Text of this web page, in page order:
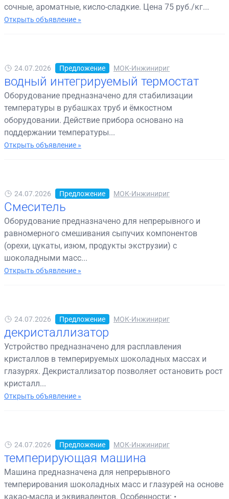
сочные, ароматные, кисло-сладкие. Цена 75 руб./кг...
Открыть объявление »
24.07.2026 Предложение МОК-Инжинириг
водный интегрируемый термостат
Оборудование предназначено для стабилизации
температуры в рубашках труб и ёмкостном
оборудовании. Действие прибора основано на
поддержании температуры...
Открыть объявление »
24.07.2026 Предложение МОК-Инжинириг
Смеситель
Оборудование предназначено для непрерывного и
равномерного смешивания сыпучих компонентов
(орехи, цукаты, изюм, продукты экструзии) с
шоколадными масс...
Открыть объявление »
24.07.2026 Предложение МОК-Инжинириг
декристаллизатор
Устройство предназначено для расплавления
кристаллов в темперируемых шоколадных массах и
глазурях. Декристаллизатор позволяет остановить рост
кристалл...
Открыть объявление »
24.07.2026 Предложение МОК-Инжинириг
темперирующая машина
Машина предназначена для непрерывного
темперирования шоколадных масс и глазурей на основе
какао-масла и эквивалентов. Особенности: •